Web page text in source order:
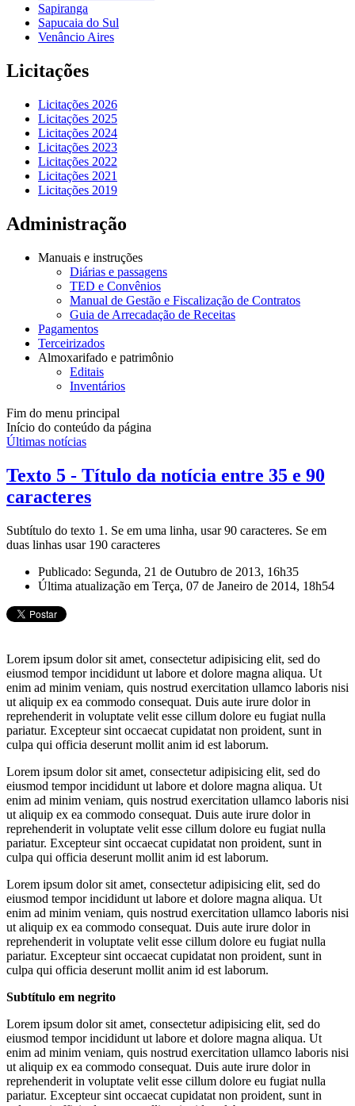
Sapiranga
Sapucaia do Sul
Venâncio Aires
Licitações
Licitações 2026
Licitações 2025
Licitações 2024
Licitações 2023
Licitações 2022
Licitações 2021
Licitações 2019
Administração
Manuais e instruções
Diárias e passagens
TED e Convênios
Manual de Gestão e Fiscalização de Contratos
Guia de Arrecadação de Receitas
Pagamentos
Terceirizados
Almoxarifado e patrimônio
Editais
Inventários
Fim do menu principal
Início do conteúdo da página
Últimas notícias
Texto 5 - Título da notícia entre 35 e 90
caracteres
Subtítulo do texto 1. Se em uma linha, usar 90 caracteres. Se em
duas linhas usar 190 caracteres
Publicado: Segunda, 21 de Outubro de 2013, 16h35
Última atualização em Terça, 07 de Janeiro de 2014, 18h54
Lorem ipsum dolor sit amet, consectetur adipisicing elit, sed do
eiusmod tempor incididunt ut labore et dolore magna aliqua. Ut
enim ad minim veniam, quis nostrud exercitation ullamco laboris nisi
ut aliquip ex ea commodo consequat. Duis aute irure dolor in
reprehenderit in voluptate velit esse cillum dolore eu fugiat nulla
pariatur. Excepteur sint occaecat cupidatat non proident, sunt in
culpa qui officia deserunt mollit anim id est laborum.
Lorem ipsum dolor sit amet, consectetur adipisicing elit, sed do
eiusmod tempor incididunt ut labore et dolore magna aliqua. Ut
enim ad minim veniam, quis nostrud exercitation ullamco laboris nisi
ut aliquip ex ea commodo consequat. Duis aute irure dolor in
reprehenderit in voluptate velit esse cillum dolore eu fugiat nulla
pariatur. Excepteur sint occaecat cupidatat non proident, sunt in
culpa qui officia deserunt mollit anim id est laborum.
Lorem ipsum dolor sit amet, consectetur adipisicing elit, sed do
eiusmod tempor incididunt ut labore et dolore magna aliqua. Ut
enim ad minim veniam, quis nostrud exercitation ullamco laboris nisi
ut aliquip ex ea commodo consequat. Duis aute irure dolor in
reprehenderit in voluptate velit esse cillum dolore eu fugiat nulla
pariatur. Excepteur sint occaecat cupidatat non proident, sunt in
culpa qui officia deserunt mollit anim id est laborum.
Subtítulo em negrito
Lorem ipsum dolor sit amet, consectetur adipisicing elit, sed do
eiusmod tempor incididunt ut labore et dolore magna aliqua. Ut
enim ad minim veniam, quis nostrud exercitation ullamco laboris nisi
ut aliquip ex ea commodo consequat. Duis aute irure dolor in
reprehenderit in voluptate velit esse cillum dolore eu fugiat nulla
pariatur. Excepteur sint occaecat cupidatat non proident, sunt in